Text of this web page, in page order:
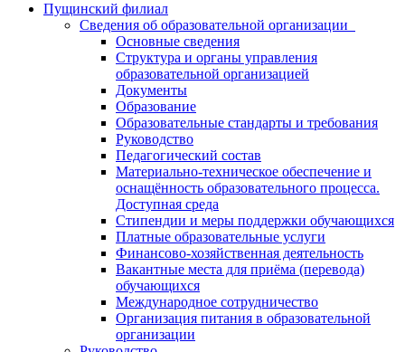
Пущинский филиал
Сведения об образовательной организации
Основные сведения
Структура и органы управления
образовательной организацией
Документы
Образование
Образовательные стандарты и требования
Руководство
Педагогический состав
Материально-техническое обеспечение и
оснащённость образовательного процесса.
Доступная среда
Стипендии и меры поддержки обучающихся
Платные образовательные услуги
Финансово-хозяйственная деятельность
Вакантные места для приёма (перевода)
обучающихся
Международное сотрудничество
Организация питания в образовательной
организации